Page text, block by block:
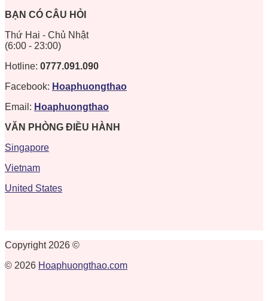
BẠN CÓ CÂU HỎI
Thứ Hai - Chủ Nhật
(6:00 - 23:00)
Hotline: 0777.091.090
Facebook: Hoaphuongthao
Email: Hoaphuongthao
VĂN PHÒNG ĐIỀU HÀNH
Singapore
Vietnam
United States
Copyright 2026 ©
© 2026 Hoaphuongthao.com